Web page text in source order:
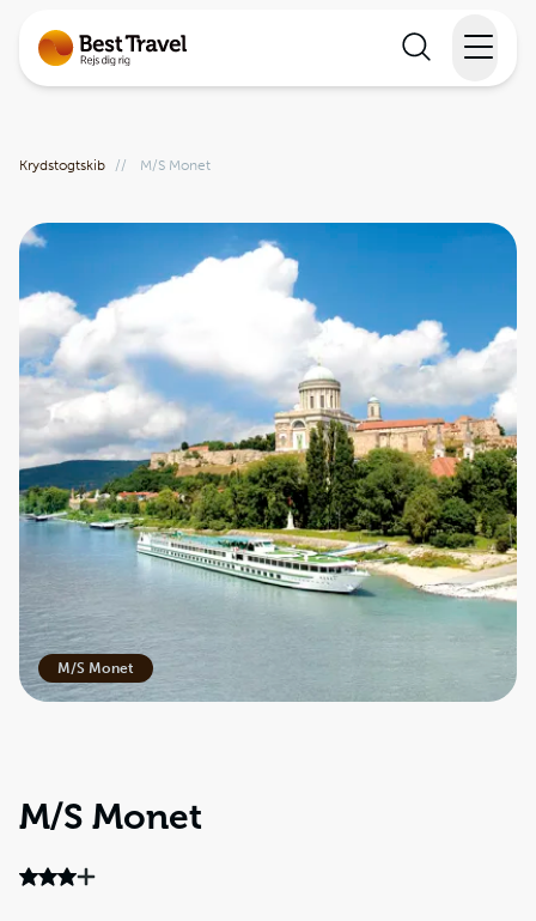
Rejsekalender
Inspiration
Information
Min Rejse
Krydstogtskib // M/S Monet
M/S Monet
M/S Monet